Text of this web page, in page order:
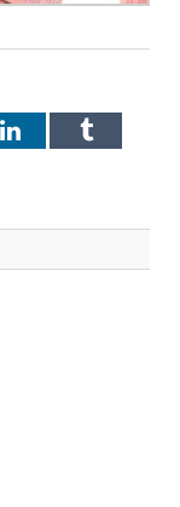
LinkedInTumblr